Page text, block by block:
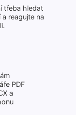
třeba hledat
reagujte na
PDF
a